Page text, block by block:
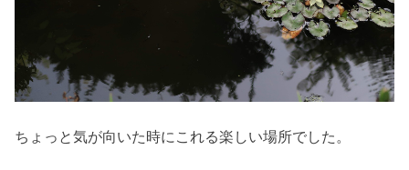
ちょっと気が向いた時にこれる楽しい場所でした。